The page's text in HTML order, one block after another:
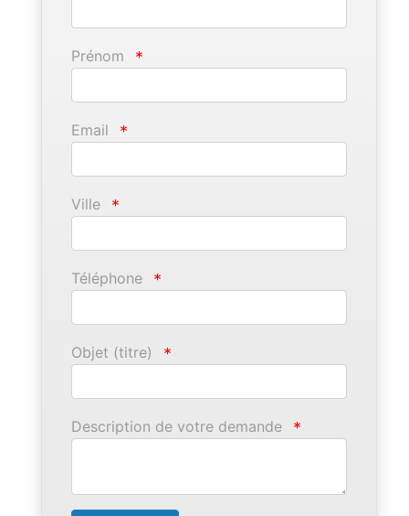
Prénom *
Email *
Ville *
Téléphone *
Objet (titre) *
Description de votre demande *